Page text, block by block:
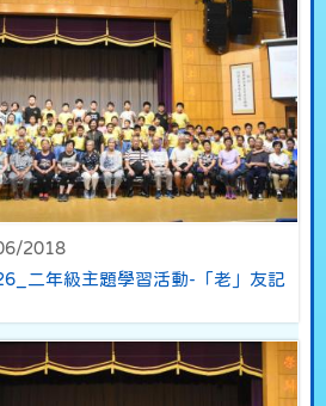
2018
二年級主題學習活動-「老」友記